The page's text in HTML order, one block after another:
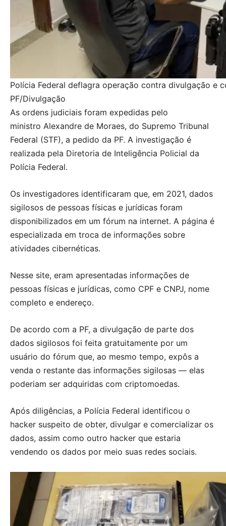
Polícia Federal deflagra operação contra divulgação e
PF/Divulgação
As ordens judiciais foram expedidas pelo
ministro Alexandre de Moraes, do Supremo Tribunal
Federal (STF), a pedido da PF. A investigação é
realizada pela Diretoria de Inteligência Policial da
Polícia Federal.
Os investigadores identificaram que, em 2021, dados
sigilosos de pessoas físicas e jurídicas foram
disponibilizados em um fórum na internet. A página é
especializada em troca de informações sobre
atividades cibernéticas.
Nesse site, eram apresentadas informações de
pessoas físicas e jurídicas, como CPF e CNPJ, nome
completo e endereço.
De acordo com a PF, a divulgação de parte dos
dados sigilosos foi feita gratuitamente por um
usuário do fórum que, ao mesmo tempo, expôs a
venda o restante das informações sigilosas — elas
poderiam ser adquiridas com criptomoedas.
Após diligências, a Polícia Federal identificou o
hacker suspeito de obter, divulgar e comercializar os
dados, assim como outro hacker que estaria
vendendo os dados por meio suas redes sociais.